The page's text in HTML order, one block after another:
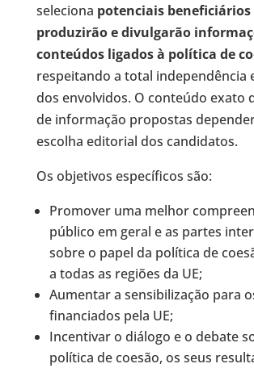
seleciona potenciais beneficiários
produzirão e divulgarão
conteúdos ligados à política de
respeitando a total independência
dos envolvidos. O conteúdo exato
de informação propostas
escolha editorial dos candidatos.
Os objetivos específicos são:
Promover uma melhor
público em geral e as partes
sobre o papel da política de
a todas as regiões da UE;
Aumentar a sensibilização para
financiados pela UE;
Incentivar o diálogo e o debate
política de coesão, os seus